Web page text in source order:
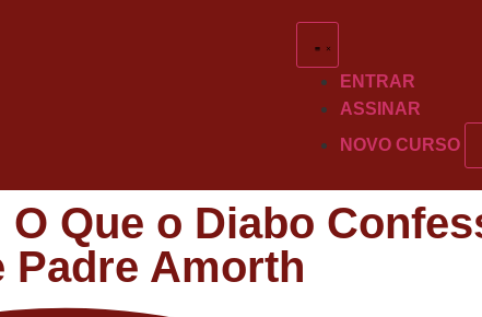
ENTRAR
ASSINAR
NOVO CURSO
O Que o Diabo
Padre Amorth